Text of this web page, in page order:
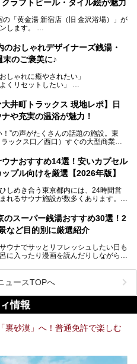
クラフトビール・タイル絵が魅力
「黄金湯 新宿店（旧 金沢浴場）」が
します。
クなタイル絵はそのまま、昔からここ
新しく足を運んでくれる人にも愛され
として生まれ変わりました。洞窟のよ
登場したスポットも併せて紹介しま
るのに、基本の入浴料が銭湯価格の5
のおしゃれデザイナーズ銭湯・
のご褒美に♪
しゃれに癒やされたい」
くリセットしたい」
タイルの銭湯です。
で「デザイナーズ銭湯」や「ネオ銭
これらがどんな銭湯なのか、その気に
を、おすすめの順番で一挙にご紹介
大井町トラックス 現地レポ】日
や充実の温浴が魅力！
”の声がたくさんの話題の施設。東
ックス口／西口）すぐの大型商業施
」がニューオープン。施設の様子をレ
ナおすすめ14選！安いカプセル
プル向けを厳選【2026年版】
しめき合う東京都内には、24時間営
れるサウナ施設が数多くあります。
旅」や自分へのご褒美のための宿泊な
ミングで好きなだけサ活ができるのが
設だけでなく、カップルや女性に嬉し
きました。
い施設14選をご紹介します。
のスーパー銭湯おすすめ30選！2
など目的別に厳選紹介
ウナでサッとリフレッシュしたい日も
に入ったり漫画を読んだりしながら一
まい、「このまま朝までゆっくりでき
した経験がある人も多いのではないで
京でおすすめのスーパー銭湯を、目的
る施設や、1,000円以下で楽しめる安
レジャーにもぴったりなエンタメ要素
利用のシーンに合わせて参考にしてく
ュースTOPへ
情報
裏砂漠」へ！普通免許で楽しむ